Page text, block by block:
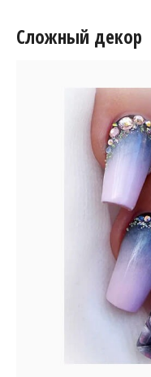
Сложный декор